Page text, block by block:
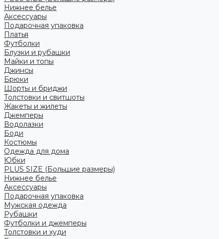
Нижнее белье
Аксессуары
Подарочная упаковка
Платья
Футболки
Блузки и рубашки
Майки и топы
Джинсы
Брюки
Шорты и бриджи
Толстовки и свитшоты
Жакеты и жилеты
Джемперы
Водолазки
Боди
Костюмы
Одежда для дома
Юбки
PLUS SIZE (Большие размеры)
Нижнее белье
Аксессуары
Подарочная упаковка
Мужская одежда
Рубашки
Футболки и джемперы
Толстовки и худи